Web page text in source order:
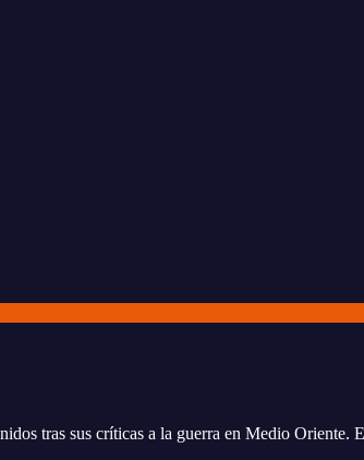
tras sus críticas a la guerra en Medio